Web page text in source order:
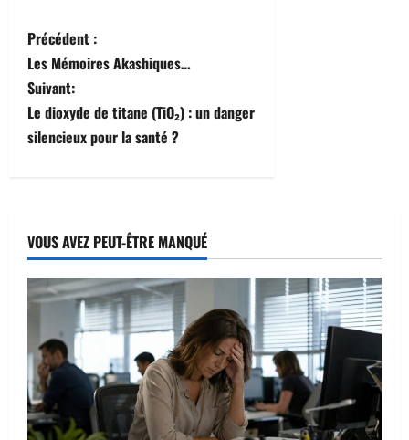
N
a
v
a
t
i
o
n
d
Précédent :
Les Mémoires Akashiques…
Suivant:
Le dioxyde de titane (TiO₂) : un danger
silencieux pour la santé ?
VOUS AVEZ PEUT-ÊTRE MANQUÉ